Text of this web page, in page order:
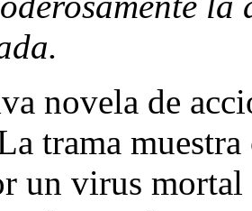
novela de
trama
un virus